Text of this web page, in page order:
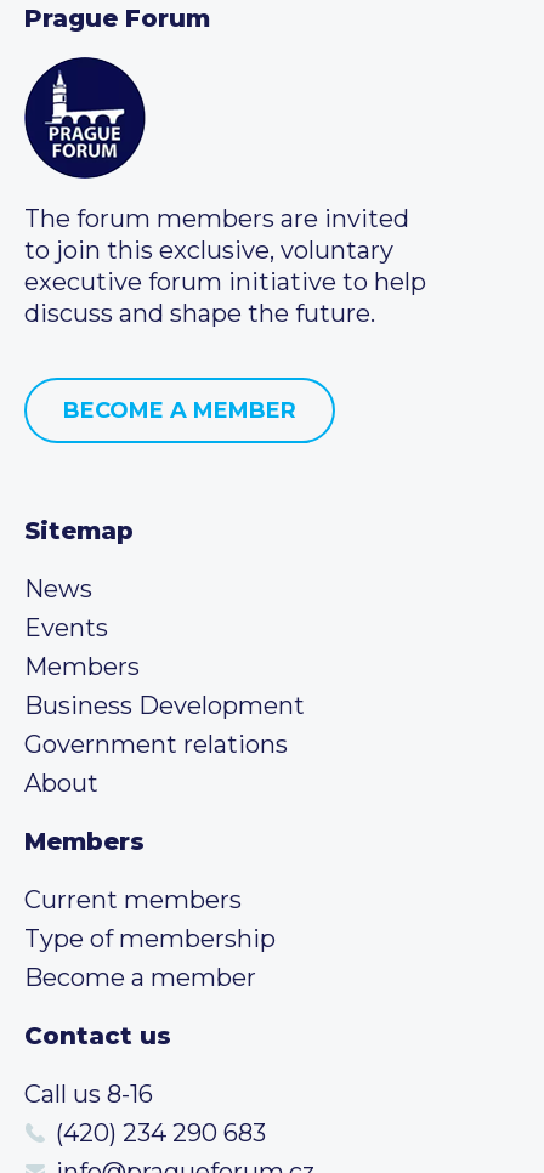
Prague Forum
The forum members are invited
to join this exclusive, voluntary
executive forum initiative to help
discuss and shape the future.
BECOME A MEMBER
Sitemap
News
Events
Members
Business Development
Government relations
About
Members
Current members
Type of membership
Become a member
Contact us
Call us 8-16
(420) 234 290 683